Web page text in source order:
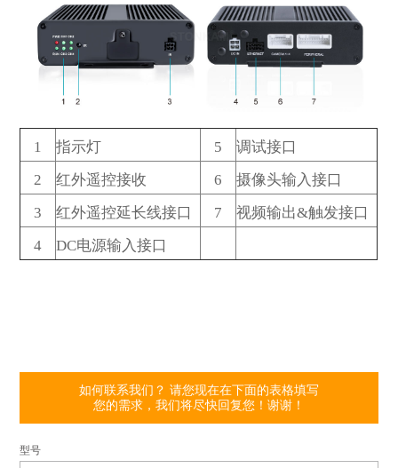
1 指示灯 5
调试接口
2
红外遥控接收 6
摄像头输入接口
3
红外遥控延长线接口 7
视频输出&触发接口
4
DC电源输入接口
如何联系我们？ 请您现在在下面的表格填写
您的需求，我们将尽快回复您！谢谢！
型号